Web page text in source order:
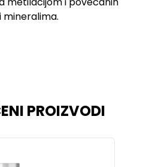
PROIZVODI